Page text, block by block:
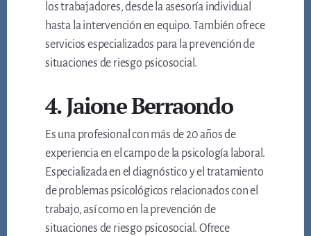
los trabajadores, desde la asesoría individual
hasta la intervención en equipo. También ofrece
servicios especializados para la prevención de
situaciones de riesgo psicosocial.
4. Jaione Berraondo
Es una profesional con más de 20 años de
experiencia en el campo de la psicología laboral.
Especializada en el diagnóstico y el tratamiento
de problemas psicológicos relacionados con el
trabajo, así como en la prevención de
situaciones de riesgo psicosocial. Ofrece